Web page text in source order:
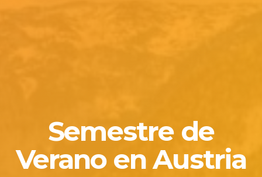
Semestre de
Verano en Austria